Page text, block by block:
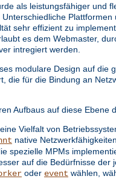
als leistungsfähiger und
sehr effizient zu
es dem Webmaster,
intregiert werden.
modulare Design auf die
die für die Bindung an
Aufbaus auf diese Ebene
Vielfalt von
native
spezielle MPMs
auf die Bedürfnisse
oder event wählen,